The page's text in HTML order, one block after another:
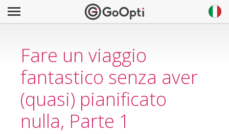
Fare un viaggio
fantastico senza aver
(quasi) pianificato
nulla, Parte 1